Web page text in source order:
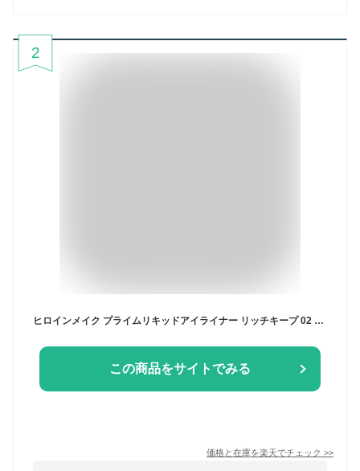
2
ヒロインメイク プライムリキッドアイライナー リッチキープ 02 ブラウンブラック(0.40ml)【ヒロインメイク】[アイライナー リキッドライナー ウォータープルーフ]
この商品をサイトでみる
価格と在庫を楽天でチェック >>